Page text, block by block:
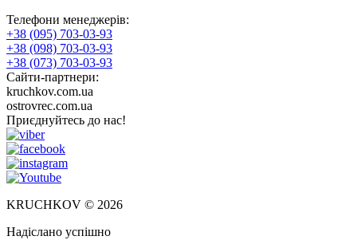
Телефони менеджерів:
+38 (095) 703-03-93
+38 (098) 703-03-93
+38 (073) 703-03-93
Сайти-партнери:
kruchkov.com.ua
ostrovrec.com.ua
Приєднуйтесь до нас!
KRUCHKOV © 2026
Надіслано успішно